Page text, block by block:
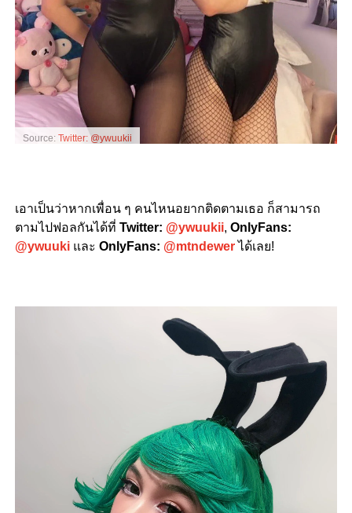
Source: Twitter: @ywuukii
เอาเป็นว่าหากเพื่อน ๆ คนไหนอยากติดตามเธอ ก็สามารถ
ตามไปฟอลกันได้ที่ Twitter: @ywuukii, OnlyFans:
@ywuuki และ OnlyFans: @mtndewer ได้เลย!